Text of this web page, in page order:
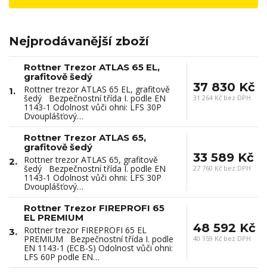
Nejprodávanější zboží
1.
Rottner Trezor ATLAS 65 EL,
grafitově šedý
Rottner trezor ATLAS 65 EL, grafitově
šedý Bezpečnostní třída I. podle EN
1143-1 Odolnost vůči ohni: LFS 30P
Dvouplášťový…
37 830 Kč
31 264 Kč bez DPH
2.
Rottner Trezor ATLAS 65,
grafitově šedý
Rottner trezor ATLAS 65, grafitově
šedý Bezpečnostní třída I. podle EN
1143-1 Odolnost vůči ohni: LFS 30P
Dvouplášťový…
33 589 Kč
27 760 Kč bez DPH
3.
Rottner Trezor FIREPROFI 65
EL PREMIUM
Rottner trezor FIREPROFI 65 EL
PREMIUM Bezpečnostní třída I. podle
EN 1143-1 (ECB-S) Odolnost vůči ohni:
LFS 60P podle EN…
48 592 Kč
40 159 Kč bez DPH